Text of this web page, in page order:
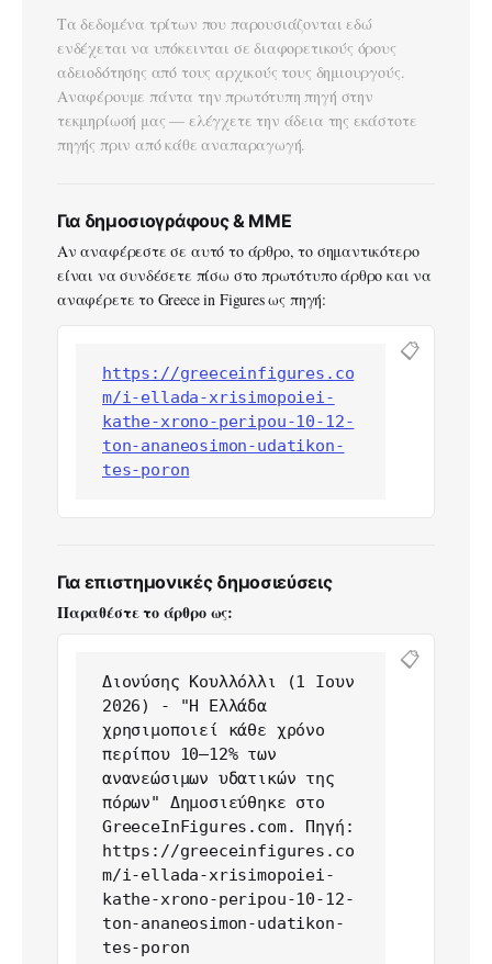
Τα δεδομένα τρίτων που παρουσιάζονται εδώ
ενδέχεται να υπόκεινται σε διαφορετικούς όρους
αδειοδότησης από τους αρχικούς τους δημιουργούς.
Αναφέρουμε πάντα την πρωτότυπη πηγή στην
τεκμηρίωσή μας — ελέγχετε την άδεια της εκάστοτε
πηγής πριν από κάθε αναπαραγωγή.
Για δημοσιογράφους & ΜΜΕ
Αν αναφέρεστε σε αυτό το άρθρο, το σημαντικότερο
είναι να συνδέσετε πίσω στο πρωτότυπο άρθρο και να
αναφέρετε το Greece in Figures ως πηγή:
https://greeceinfigures.co
m/i-ellada-xrisimopoiei-
kathe-xrono-peripou-10-12-
ton-ananeosimon-udatikon-
tes-poron
📋
Για επιστημονικές δημοσιεύσεις
Παραθέστε το άρθρο ως:
Διονύσης Κουλλόλλι (1 Ιουν
2026) - "Η Ελλάδα
χρησιμοποιεί κάθε χρόνο
περίπου 10–12% των
ανανεώσιμων υδατικών της
πόρων" Δημοσιεύθηκε στο
GreeceInFigures.com. Πηγή:
https://greeceinfigures.co
m/i-ellada-xrisimopoiei-
kathe-xrono-peripou-10-12-
ton-ananeosimon-udatikon-
tes-poron
📋